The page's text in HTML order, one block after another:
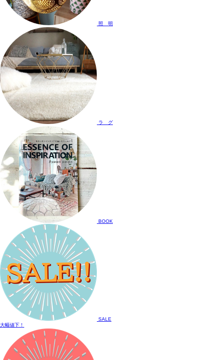
照 明
ラ グ
BOOK
SALE
大幅値下！